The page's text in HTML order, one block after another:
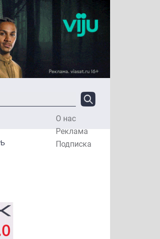
О нас
Реклама
Подписка